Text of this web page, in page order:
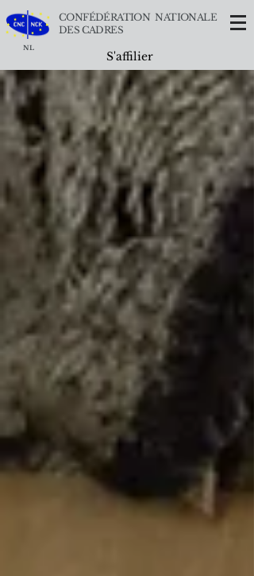
NL
CONFÉDÉRATION NATIONALE
DES CADRES
S'affilier